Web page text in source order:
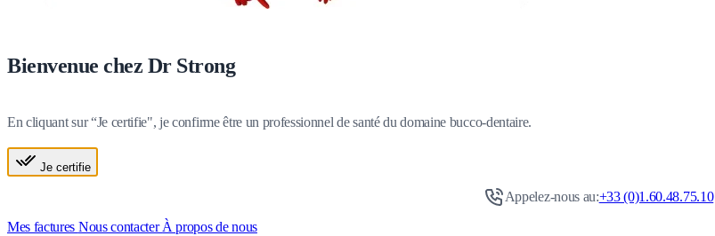
Bienvenue chez Dr Strong
En cliquant sur “Je certifie", je confirme être un professionnel de santé du domaine bucco-dentaire.
Je certifie
Appelez-nous au:+33 (0)1.60.48.75.10
Mes factures Nous contacterÀ propos de nous